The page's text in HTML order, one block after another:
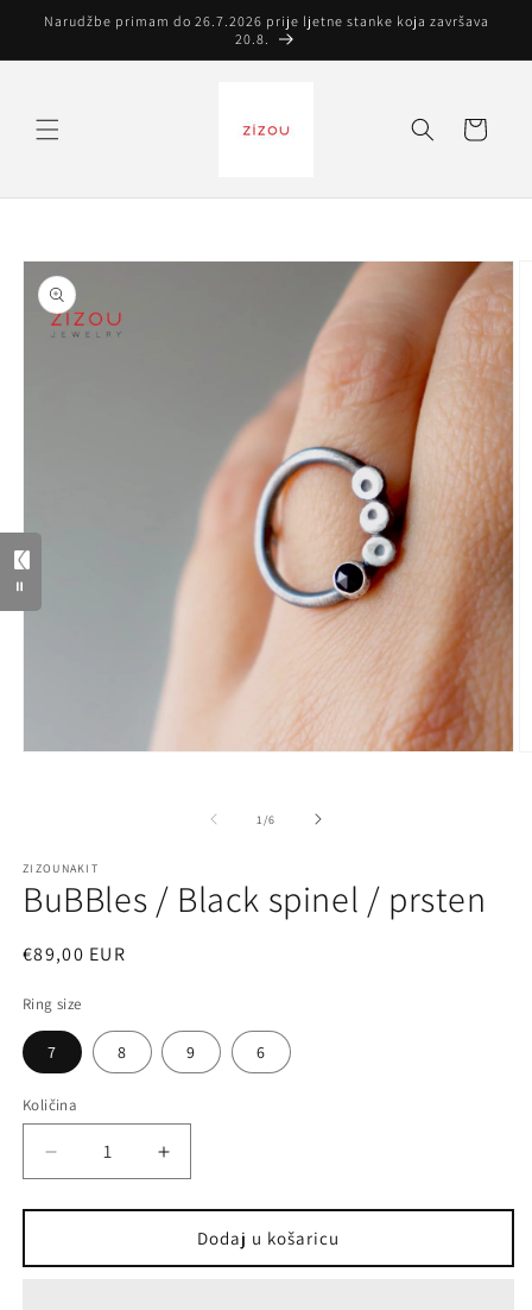
na
Narudžbe primam do 26.7.2026 prije ljetne stanke koja završava
20.8.
Košarica
o
proizvodu
1/od
6
ZIZOUNAKIT
BuBBles / Black spinel / prsten
Redovna
€89,00 EUR
Ring size
7 8 9 6
Količina
Količina
Smanji
količinu
proizvoda
/
Povećaj
količinu
proizvoda
BuBBles
/
Dodaj u košaricu
=